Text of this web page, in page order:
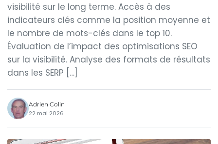
visibilité sur le long terme. Accès à des
indicateurs clés comme la position moyenne et
le nombre de mots-clés dans le top 10.
Évaluation de l’impact des optimisations SEO
sur la visibilité. Analyse des formats de résultats
dans les SERP […]
Adrien Colin
22 mai 2026